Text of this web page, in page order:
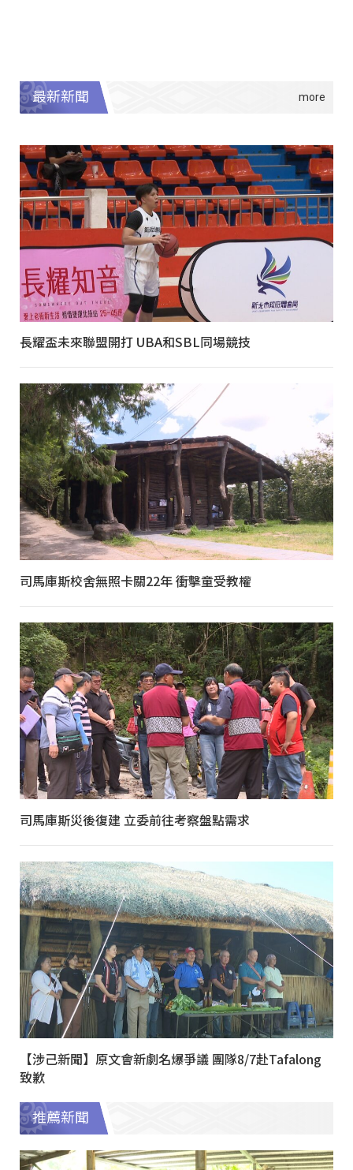
最新新聞
長耀盃未來聯盟開打 UBA和SBL同場競技
司馬庫斯校舍無照卡關22年 衝擊童受教權
司馬庫斯災後復建 立委前往考察盤點需求
【涉己新聞】原文會新劇名爆爭議 團隊8/7赴Tafalong
致歉
推薦新聞